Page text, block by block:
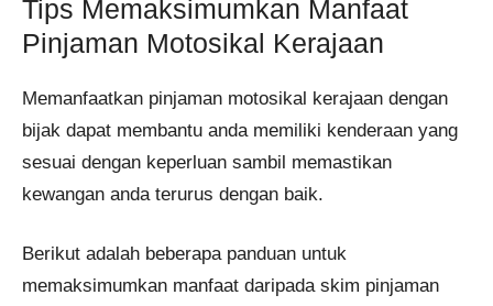
Tips Memaksimumkan Manfaat
Pinjaman Motosikal Kerajaan
Memanfaatkan pinjaman motosikal kerajaan dengan
bijak dapat membantu anda memiliki kenderaan yang
sesuai dengan keperluan sambil memastikan
kewangan anda terurus dengan baik.
Berikut adalah beberapa panduan untuk
memaksimumkan manfaat daripada skim pinjaman